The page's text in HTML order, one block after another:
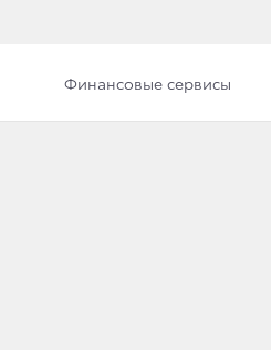
Финансовые сервисы